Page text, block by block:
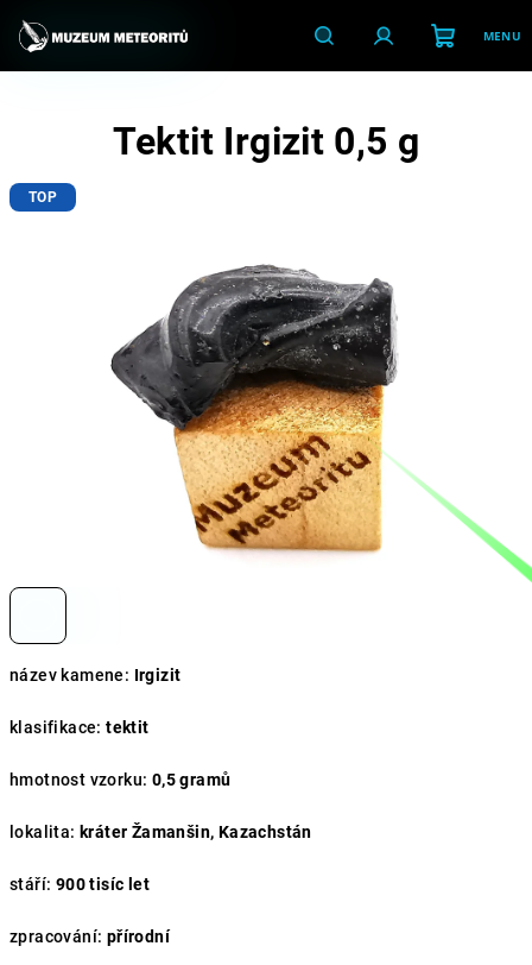
obsah
HledatPřihlášeníNákupní
název kamene: Irgizit
klasifikace: tektit
hmotnost vzorku: 0,5 gramů
lokalita: kráter Žamanšin, Kazachstán
stáří: 900 tisíc let
zpracování: přírodní
Tektit Irgizit 0,5 g
TOP